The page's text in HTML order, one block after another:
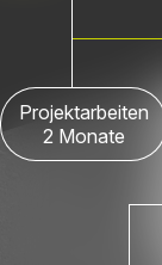
Projektarbeiten
2 Monate